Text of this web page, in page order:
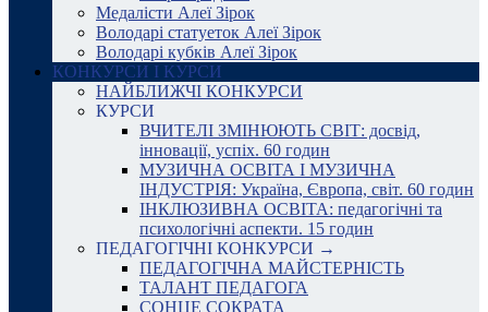
Медалісти Алеї Зірок
Володарі статуеток Алеї Зірок
Володарі кубків Алеї Зірок
КОНКУРСИ І КУРСИ
НАЙБЛИЖЧІ КОНКУРСИ
КУРСИ
ВЧИТЕЛІ ЗМІНЮЮТЬ СВІТ: досвід,
інновації, успіх. 60 годин
МУЗИЧНА ОСВІТА І МУЗИЧНА
ІНДУСТРІЯ: Україна, Європа, світ. 60 годин
ІНКЛЮЗИВНА ОСВІТА: педагогічні та
психологічні аспекти. 15 годин
ПЕДАГОГІЧНІ КОНКУРСИ →
ПЕДАГОГІЧНА МАЙСТЕРНІСТЬ
ТАЛАНТ ПЕДАГОГА
СОНЦЕ СОКРАТА